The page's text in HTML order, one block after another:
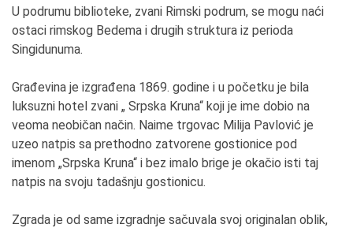
U podrumu biblioteke, zvani Rimski podrum, se mogu naći
ostaci rimskog Bedema i drugih struktura iz perioda
Singidunuma.
Građevina je izgrađena 1869. godine i u početku je bila
luksuzni hotel zvani „ Srpska Kruna“ koji je ime dobio na
veoma neobičan način. Naime trgovac Milija Pavlović je
uzeo natpis sa prethodno zatvorene gostionice pod
imenom „Srpska Kruna“ i bez imalo brige je okačio isti taj
natpis na svoju tadašnju gostionicu.
Zgrada je od same izgradnje sačuvala svoj originalan oblik,